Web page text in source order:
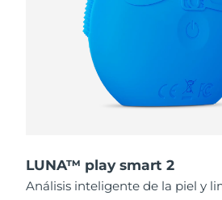
LUNA™ play smart 2
Análisis inteligente de la piel y